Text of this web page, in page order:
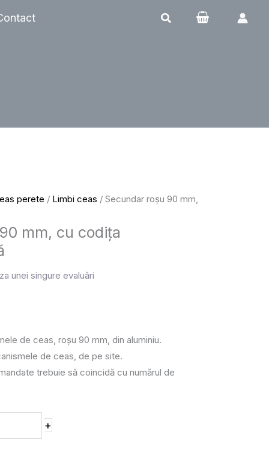
perete / Limbi ceas / Secundar roșu 90 mm,
mm, cu codița
unei singure evaluări
de ceas, roșu 90 mm, din aluminiu.
de ceas, de pe site.
trebuie să coincidă cu numărul de
+